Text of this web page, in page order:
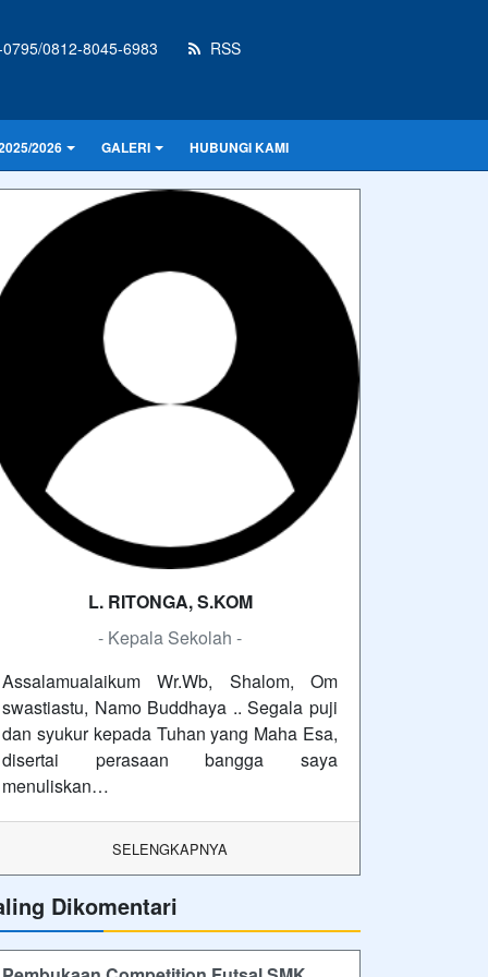
0812-8045-6983
RSS
2026 GALERI HUBUNGI KAMI
L. RITONGA, S.KOM
- Kepala Sekolah -
Assalamualaikum Wr.Wb, Shalom, Om
swastiastu, Namo Buddhaya .. Segala puji
dan syukur kepada Tuhan yang Maha Esa,
disertai perasaan bangga saya
menuliskan…
SELENGKAPNYA
Dikomentari